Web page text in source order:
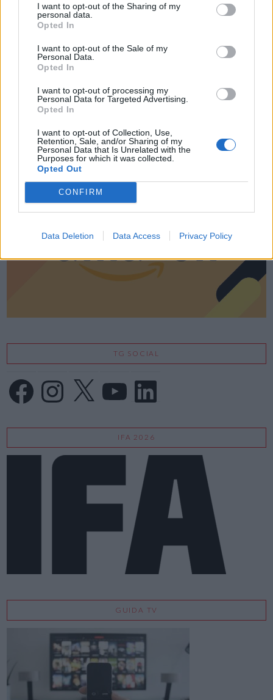
I want to opt-out of the Sharing of my
personal data.
Opted In
I want to opt-out of the Sale of my
Personal Data.
Opted In
I want to opt-out of processing my
Personal Data for Targeted Advertising.
Opted In
I want to opt-out of Collection, Use,
Retention, Sale, and/or Sharing of my
Personal Data that Is Unrelated with the
Purposes for which it was collected.
Opted Out
CONFIRM
Data Deletion Data Access Privacy Policy
Acconsento al trattamento dei dati personali ( Info Privacy
LE MIGLIORI OFFERTE AMAZON
TG SOCIAL
FacebookInstagram
X LinkedIn
IFA 2026
GUIDA TV